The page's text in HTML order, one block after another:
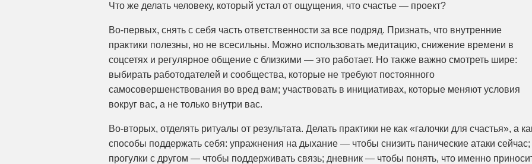
Что же делать человеку, который устал от ощущения, что счастье — проект?
Во-первых, снять с себя часть ответственности за все подряд. Признать, что внутренние
практики полезны, но не всесильны. Можно использовать медитацию, снижение времени в
соцсетях и регулярное общение с близкими — это работает. Но также важно смотреть шире:
выбирать работодателей и сообщества, которые не требуют постоянного
самосовершенствования во вред вам; участвовать в инициативах, которые меняют условия
вокруг вас, а не только внутри вас.
Во-вторых, отделять ритуалы от результата. Делать практики не как «галочки для счастья», а
способы поддержать себя: упражнения на дыхание — чтобы снизить панические атаки сейчас;
прогулки с другом — чтобы поддерживать связь; дневник — чтобы понять, что именно